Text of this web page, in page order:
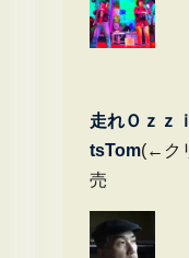
走れＯｚｚ
tsTom(←ク
売